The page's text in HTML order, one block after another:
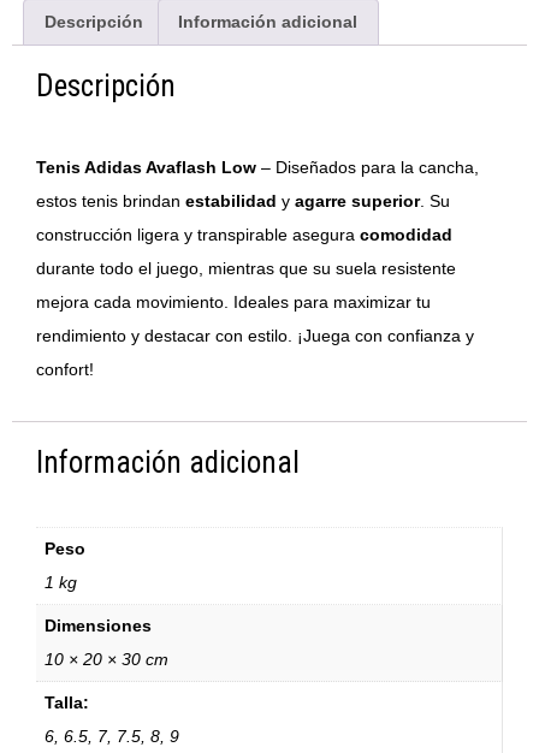
Descripción Información adicional
Descripción
Tenis Adidas Avaflash Low – Diseñados para la cancha,
estos tenis brindan estabilidad y agarre superior. Su
construcción ligera y transpirable asegura comodidad
durante todo el juego, mientras que su suela resistente
mejora cada movimiento. Ideales para maximizar tu
rendimiento y destacar con estilo. ¡Juega con confianza y
confort!
Información adicional
Peso
1 kg
Dimensiones
10 × 20 × 30 cm
Talla:
6, 6.5, 7, 7.5, 8, 9